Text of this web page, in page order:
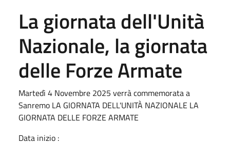
La giornata dell'Unità
Nazionale, la giornata
delle Forze Armate
Martedì 4 Novembre 2025 verrà commemorata a
Sanremo LA GIORNATA DELL'UNITÀ NAZIONALE LA
GIORNATA DELLE FORZE ARMATE
Data inizio :